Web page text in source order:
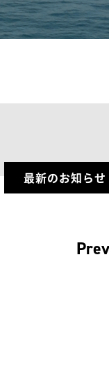
最新のお知らせ
Prev